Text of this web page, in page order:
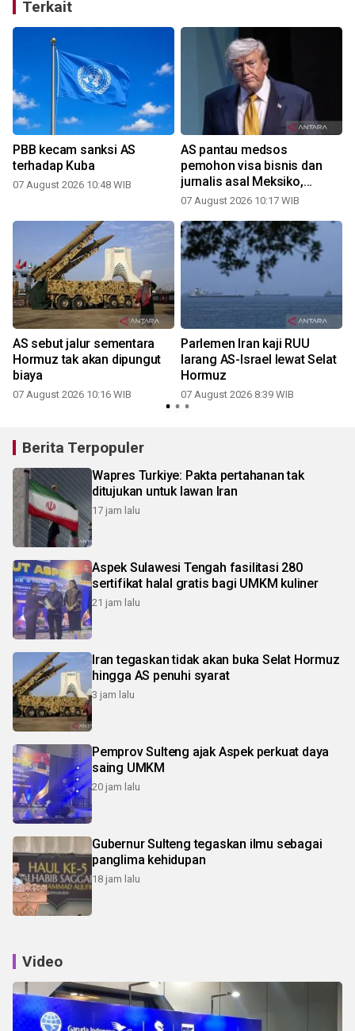
Terkait
PBB kecam sanksi AS
terhadap Kuba
07 August 2026 10:48 WIB
AS pantau medsos
pemohon visa bisnis dan
jurnalis asal Meksiko,
Kanada
07 August 2026 10:17 WIB
AS sebut jalur sementara
Hormuz tak akan dipungut
biaya
07 August 2026 10:16 WIB
Parlemen Iran kaji RUU
larang AS-Israel lewat Selat
Hormuz
07 August 2026 8:39 WIB
Berita Terpopuler
Wapres Turkiye: Pakta pertahanan tak
ditujukan untuk lawan Iran
17 jam lalu
Aspek Sulawesi Tengah fasilitasi 280
sertifikat halal gratis bagi UMKM kuliner
21 jam lalu
Iran tegaskan tidak akan buka Selat Hormuz
hingga AS penuhi syarat
3 jam lalu
Pemprov Sulteng ajak Aspek perkuat daya
saing UMKM
20 jam lalu
Gubernur Sulteng tegaskan ilmu sebagai
panglima kehidupan
18 jam lalu
Video